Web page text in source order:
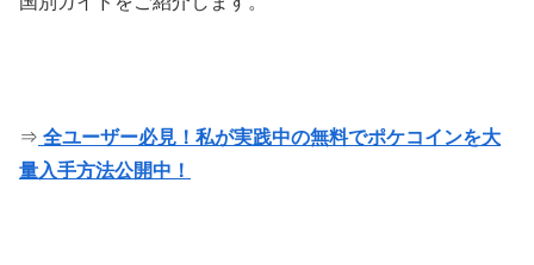
⇒ 全ユーザー必見！私が実践中の無料でポケコインを大
量入手方法公開中！